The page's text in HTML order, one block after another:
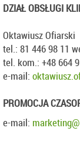
DZIAŁ OBSŁUGI
Oktawiusz Ofiarski
tel.: 81 446 98 11
tel. kom.: +48 664
e-mail:
PROMOCJA
e-mail: